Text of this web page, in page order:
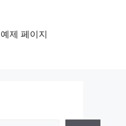
예제 페이지